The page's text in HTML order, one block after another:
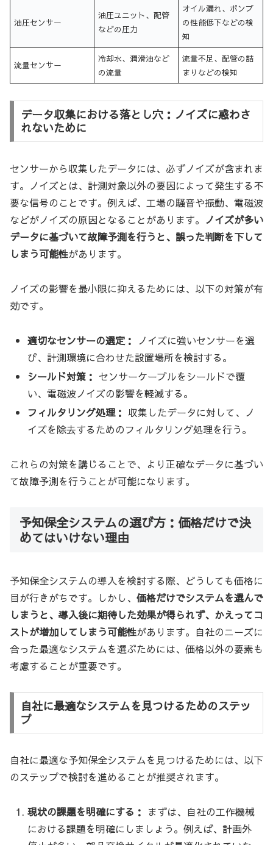
油圧センサー
油圧ユニット、配管
などの圧力
オイル漏れ、ポンプ
の性能低下などの検
知
流量センサー
冷却水、潤滑油など
の流量
流量不足、配管の詰
まりなどの検知
データ収集における落とし穴：ノイズに惑わさ
れないために
センサーから収集したデータには、必ずノイズが含まれま
す。ノイズとは、計測対象以外の要因によって発生する不
要な信号のことです。例えば、工場の騒音や振動、電磁波
などがノイズの原因となることがあります。 ノイズが多い
データに基づいて故障予測を行うと、誤った判断を下して
しまう可能性があります。
ノイズの影響を最小限に抑えるためには、以下の対策が有
効です。
適切なセンサーの選定： ノイズに強いセンサーを選
び、計測環境に合わせた設置場所を検討する。
シールド対策： センサーケーブルをシールドで覆
い、電磁波ノイズの影響を軽減する。
フィルタリング処理： 収集したデータに対して、ノ
イズを除去するためのフィルタリング処理を行う。
これらの対策を講じることで、より正確なデータに基づい
て故障予測を行うことが可能になります。
予知保全システムの選び方：価格だけで決
めてはいけない理由
予知保全システムの導入を検討する際、どうしても価格に
目が行きがちです。しかし、 価格だけでシステムを選んで
しまうと、導入後に期待した効果が得られず、かえってコ
ストが増加してしまう可能性があります。自社のニーズに
合った最適なシステムを選ぶためには、価格以外の要素も
考慮することが重要です。
自社に最適なシステムを見つけるためのステッ
プ
自社に最適な予知保全システムを見つけるためには、以下
のステップで検討を進めることが推奨されます。
現状の課題を明確にする： まずは、自社の工作機械
における課題を明確にしましょう。例えば、計画外